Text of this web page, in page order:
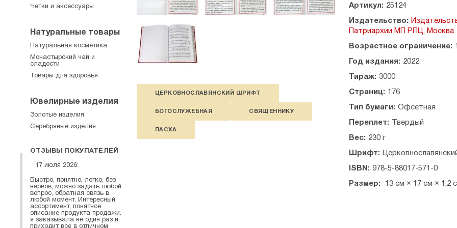
ЦЕРКОВНОСЛАВЯНСКИЙ ШРИФТ
БОГОСЛУЖЕБНАЯ СВЯЩЕННИКУ
ПАСХА
на Литургии
Во вторник Светлыя
на утрени
на Литургии
В среду Светлыя седмицы
на утрени
вечера
В четверток Светлыя
на Литургии
вечера
на утрени
на Литургии
В субботу Светлыя седмицы
Артикул: 25124
Издательство:
Патриархии МП РПЦ, Москва
Возрастное ограничение:
Год издания: 2022
Тираж: 3000
Страниц: 176
Тип бумаги: Офсетная
Переплет: Твердый
Вес: 230 г
Шрифт:
ISBN: 978-5-88017-571-0
Размер: 13 см × 17 см × 1,2
Четки и аксессуары
Натуральные товары
Натуральная косметика
Монастырский чай и
сладости
Товары для здоровья
Ювелирные изделия
Золотые изделия
Серебряные изделия
ОТЗЫВЫ ПОКУПАТЕЛЕЙ
17 июля 2026:
Быстро, понятно, легко, без
нервов, можно задать любой
вопрос, обратная связь в
любой момент. Интересный
ассортимент, понятное
описание продукта продажи.
я заказывала не один раз и
приходит все в отличном